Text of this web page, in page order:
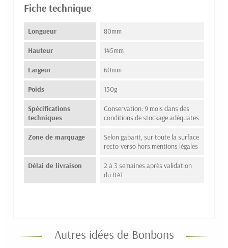
Fiche technique
Longueur 80mm
Hauteur 145mm
Largeur 60mm
Poids 150g
Spécifications
techniques
Conservation: 9 mois dans des
conditions de stockage adéquates
Zone de marquage
Selon gabarit, sur toute la surface
recto-verso hors mentions légales
Délai de livraison
2 à 3 semaines après validation
du BAT
Autres idées de Bonbons